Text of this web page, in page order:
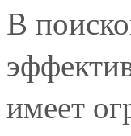
В
имеет